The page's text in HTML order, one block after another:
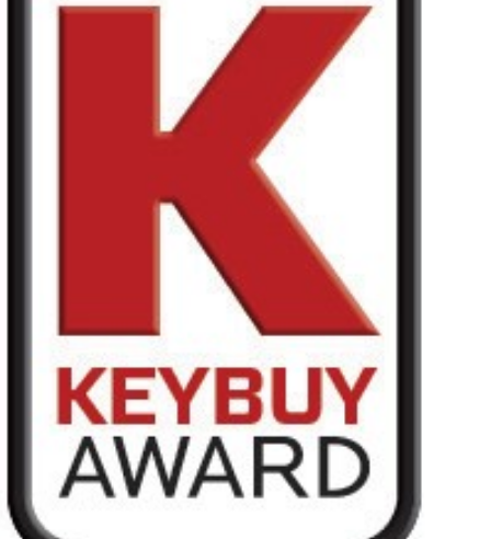
Ubicación
Acerca de KORG